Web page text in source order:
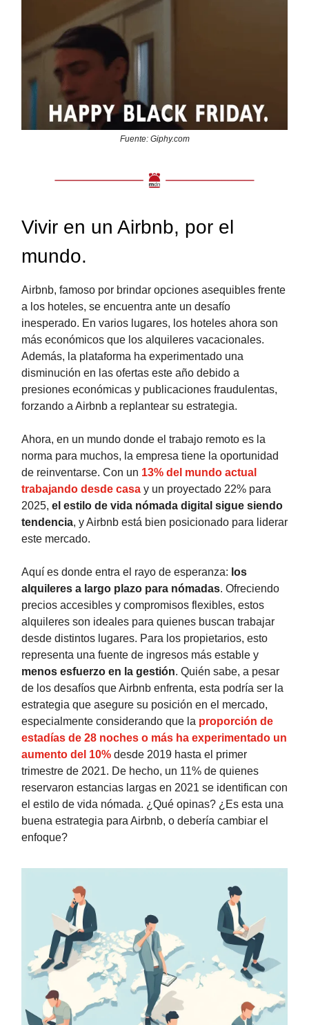
Fuente: Giphy.com
Vivir en un Airbnb, por el
mundo.
Airbnb, famoso por brindar opciones asequibles frente
a los hoteles, se encuentra ante un desafío
inesperado. En varios lugares, los hoteles ahora son
más económicos que los alquileres vacacionales.
Además, la plataforma ha experimentado una
disminución en las ofertas este año debido a
presiones económicas y publicaciones fraudulentas,
forzando a Airbnb a replantear su estrategia.
Ahora, en un mundo donde el trabajo remoto es la
norma para muchos, la empresa tiene la oportunidad
de reinventarse. Con un 13% del mundo actual
trabajando desde casa y un proyectado 22% para
2025, el estilo de vida nómada digital sigue siendo
tendencia, y Airbnb está bien posicionado para liderar
este mercado.
Aquí es donde entra el rayo de esperanza: los
alquileres a largo plazo para nómadas. Ofreciendo
precios accesibles y compromisos flexibles, estos
alquileres son ideales para quienes buscan trabajar
desde distintos lugares. Para los propietarios, esto
representa una fuente de ingresos más estable y
menos esfuerzo en la gestión. Quién sabe, a pesar
de los desafíos que Airbnb enfrenta, esta podría ser la
estrategia que asegure su posición en el mercado,
especialmente considerando que la proporción de
estadías de 28 noches o más ha experimentado un
aumento del 10% desde 2019 hasta el primer
trimestre de 2021. De hecho, un 11% de quienes
reservaron estancias largas en 2021 se identifican con
el estilo de vida nómada. ¿Qué opinas? ¿Es esta una
buena estrategia para Airbnb, o debería cambiar el
enfoque?